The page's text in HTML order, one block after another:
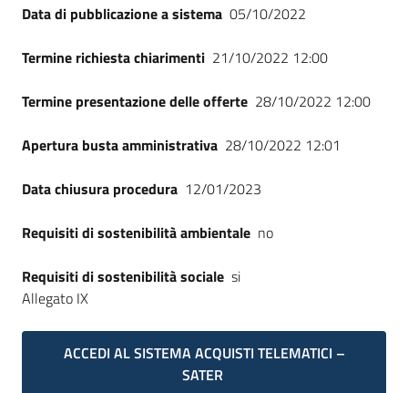
Data di pubblicazione a sistema 05/10/2022
Termine richiesta chiarimenti 21/10/2022 12:00
Termine presentazione delle offerte 28/10/2022 12:00
Apertura busta amministrativa 28/10/2022 12:01
Data chiusura procedura 12/01/2023
Requisiti di sostenibilità ambientale no
Requisiti di sostenibilità sociale si
Allegato IX
ACCEDI AL SISTEMA ACQUISTI TELEMATICI –
SATER